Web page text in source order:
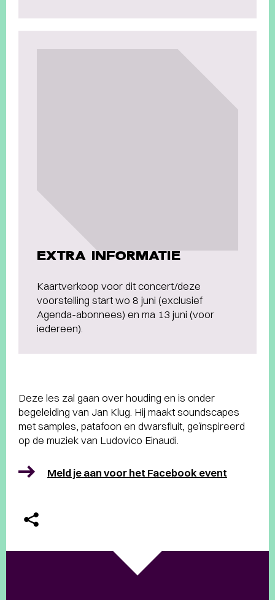
EXTRA INFORMATIE
Kaartverkoop voor dit concert/deze
voorstelling start wo 8 juni (exclusief
Agenda-abonnees) en ma 13 juni (voor
iedereen).
Deze les zal gaan over houding en is onder
begeleiding van Jan Klug. Hij maakt soundscapes
met samples, patafoon en dwarsfluit, geïnspireerd
op de muziek van Ludovico Einaudi.
Meld je aan voor het Facebook event